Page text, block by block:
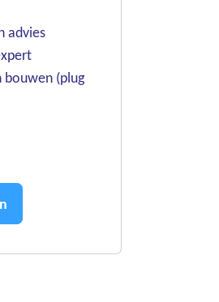
advies
bouwen (plug